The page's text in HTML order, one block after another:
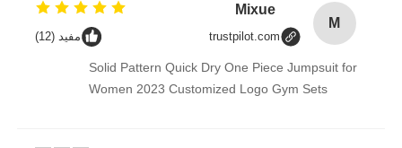
M
Mixue
trustpilot.com مفيد (12)
Solid Pattern Quick Dry One Piece Jumpsuit for
Women 2023 Customized Logo Gym Sets